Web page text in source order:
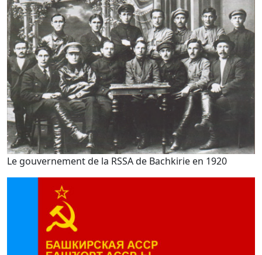
Le gouvernement de la RSSA de Bachkirie en 1920